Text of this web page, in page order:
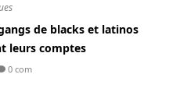
de blacks et latinos
leurs comptes
0 com